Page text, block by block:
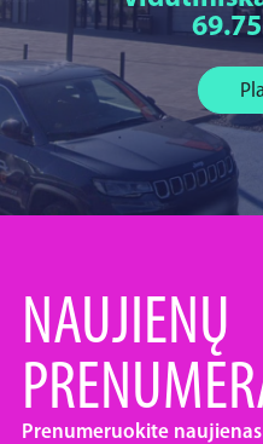
NAUJIENŲ
Prenumeruokite